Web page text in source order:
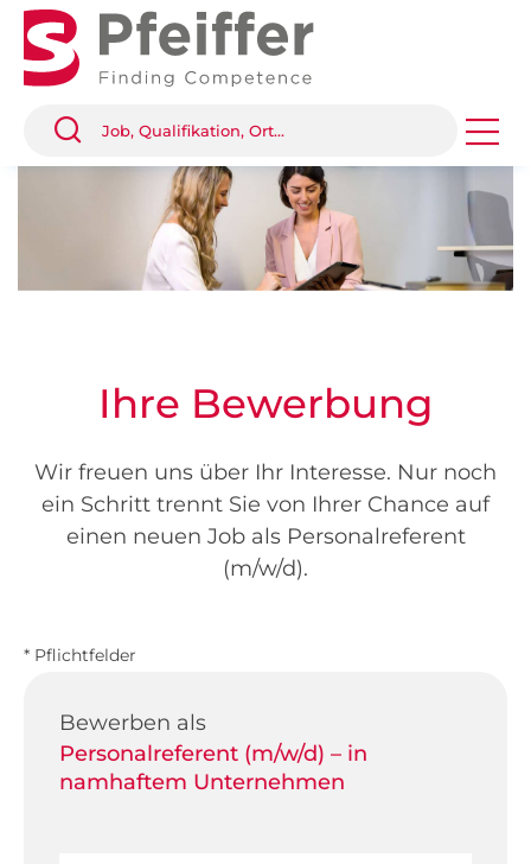
Ihre Bewerbung
Wir freuen uns über Ihr Interesse. Nur noch
ein Schritt trennt Sie von Ihrer Chance auf
einen neuen Job als Personalreferent
(m/w/d).
* Pflichtfelder
Bewerben als
Personalreferent (m/w/d) – in
namhaftem Unternehmen